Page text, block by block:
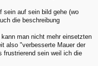
sein auf sein bild gehe (wo
die beschreibung
man nicht mehr einsetzten
also "verbesserte Mauer der
frustrierend sein weil ich die